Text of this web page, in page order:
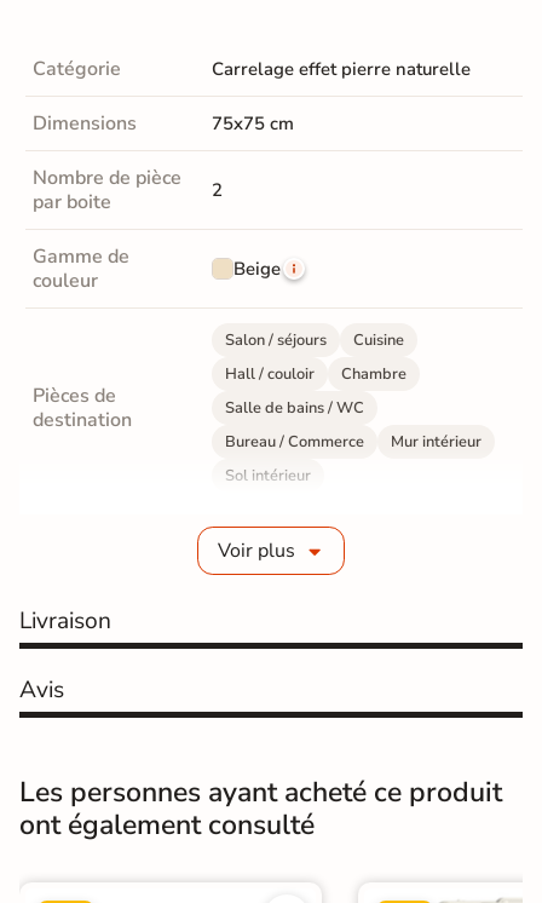
Catégorie Carrelage effet pierre naturelle
Dimensions 75x75 cm
Nombre de pièce
par boite
2
Gamme de
couleur
Beige
Pièces de
destination
Salon / séjours
Cuisine
Hall / couloir
Chambre
Salle de bains / WC
Bureau / Commerce
Mur intérieur
Sol intérieur
Grès cérame émaillé
Résistance à
Gr4 - Très résistant
Masse colorée Non
rectifié
Finition Mate
Surface Lisse
Voir plus
Livraison
Avis
Les personnes ayant acheté ce produit
ont également consulté